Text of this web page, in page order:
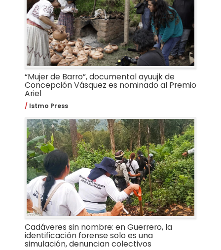
“Mujer de Barro”, documental ayuujk de
Concepción Vásquez es nominado al Premio
Ariel
Istmo Press
Cadáveres sin nombre: en Guerrero, la
identificación forense solo es una
simulación, denuncian colectivos